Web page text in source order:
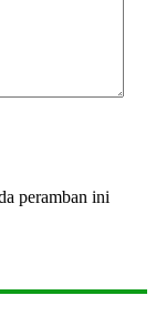
peramban ini